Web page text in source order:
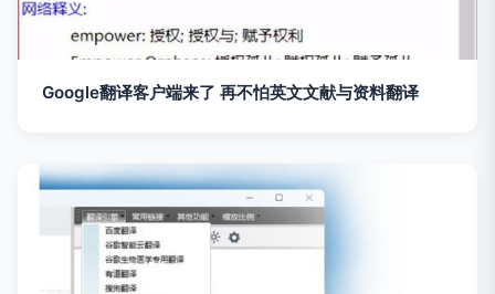
Google翻译客户端来了 再不怕英文文献与资料翻译